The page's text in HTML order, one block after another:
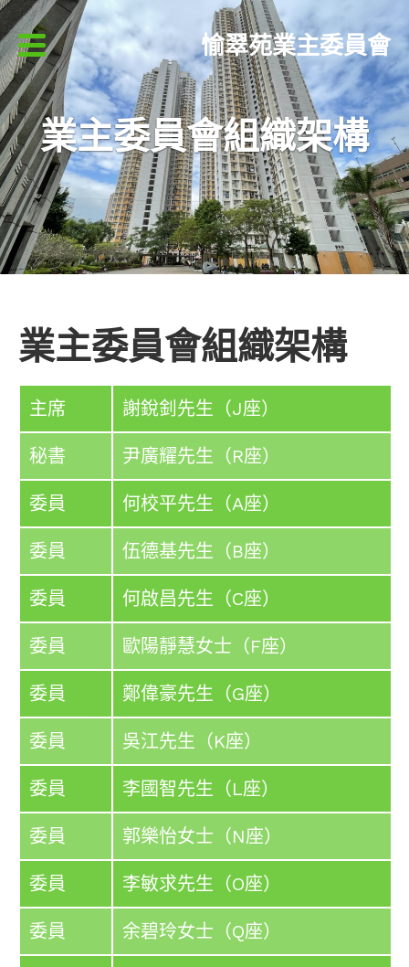
愉翠苑業主委員會
業主委員會組織架構
業主委員會組織架構
主席 謝銳釗先生（J座）
秘書 尹廣耀先生（R座）
委員 何校平先生（A座）
委員 伍德基先生（B座）
委員 何啟昌先生（C座）
委員 歐陽靜慧女士（F座）
委員 鄭偉豪先生（G座）
委員 吳江先生（K座）
委員 李國智先生（L座）
委員 郭樂怡女士（N座）
委員 李敏求先生（O座）
委員 余碧玲女士（Q座）